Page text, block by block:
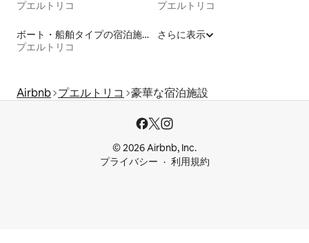
プエルトリコ
プエルトリコ
ボート・船舶タイプの宿泊施設
プエルトリコ
さらに表示
Airbnb プエルトリコ 豪華な宿泊施設
© 2026 Airbnb, Inc.
プライバシー
利用規約